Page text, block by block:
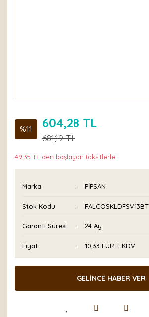
%11 604,28 TL
681,19 TL
49,35 TL den başlayan taksitlerle!
Marka PİPSAN
Stok Kodu FALCOSKLDFSV13BT
Garanti Süresi 24 Ay
Fiyat 10,33 EUR + KDV
GELİNCE HABER VER